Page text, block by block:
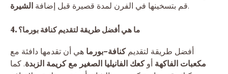
قم بتسخينها في الفرن لمدة قصيرة قبل إضافة الشيرة .
4. ما هي أفضل طريقة لتقديم كنافة بورما؟
أفضل طريقة لتقديمكنافة-بورما هي أن تقدمها دافئة مع
مكعبات الفاكهة أوكعك الفانيليا الصغير مع كريمة الزبدة. كما